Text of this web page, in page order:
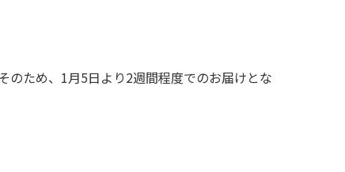
のため、1月5日より2週間程度でのお届けとな